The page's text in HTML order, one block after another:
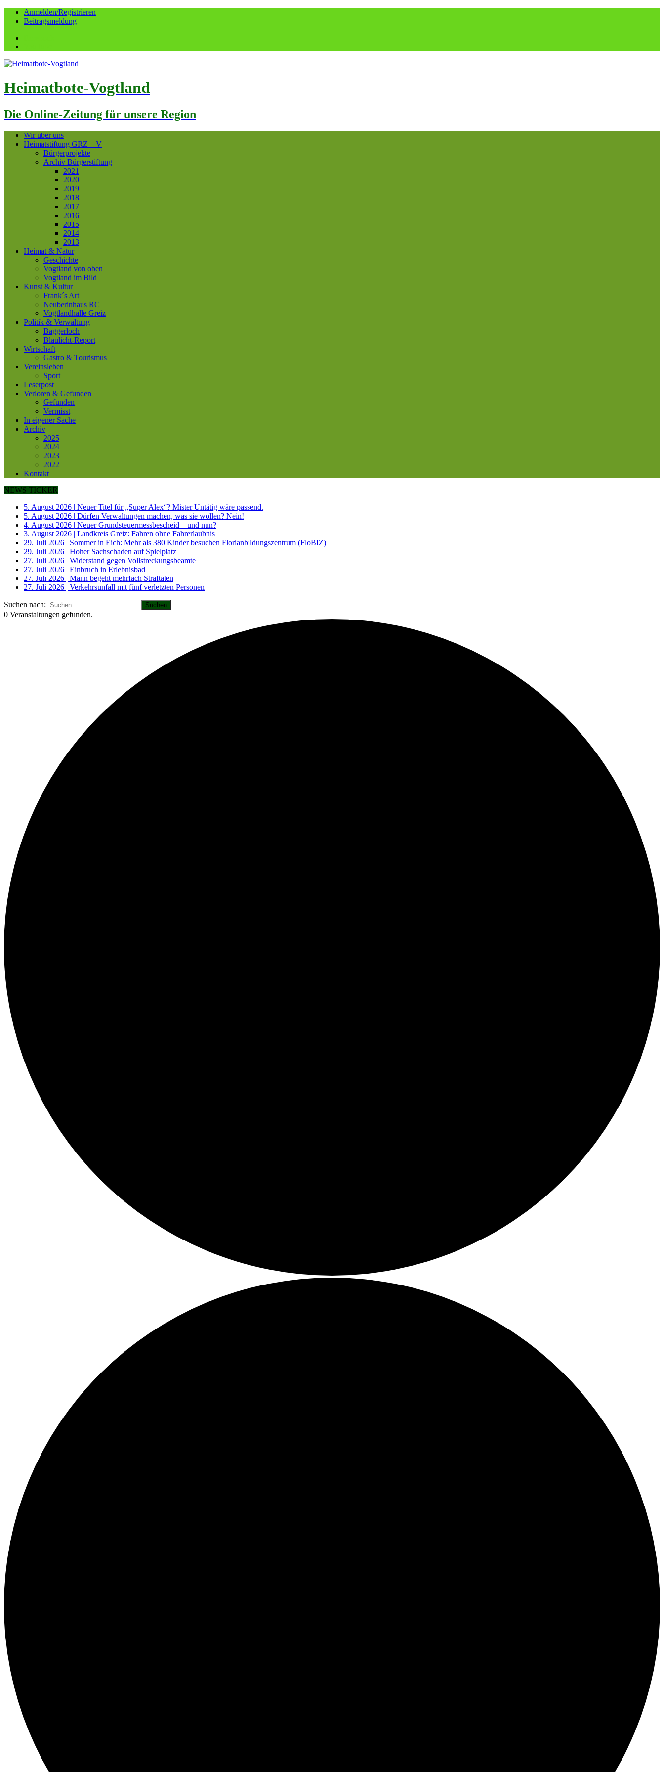
Anmelden/Registrieren
Beitragsmeldung
Heimatbote-Vogtland
Die Online-Zeitung für unsere Region
Wir über uns
Heimatstiftung GRZ – V
Bürgerprojekte
Archiv Bürgerstiftung
2021
2020
2019
2018
2017
2016
2015
2014
2013
Heimat & Natur
Geschichte
Vogtland von oben
Vogtland im Bild
Kunst & Kultur
Frank´s Art
Neuberinhaus RC
Vogtlandhalle Greiz
Politik & Verwaltung
Baggerloch
Blaulicht-Report
Wirtschaft
Gastro & Tourismus
Vereinsleben
Sport
Leserpost
Verloren & Gefunden
Gefunden
Vermisst
In eigener Sache
Archiv
2025
2024
2023
2022
Kontakt
NEWS TICKER
5. August 2026 | Neuer Titel für „Super Alex“? Mister Untätig wäre passend.
5. August 2026 | Dürfen Verwaltungen machen, was sie wollen? Nein!
4. August 2026 | Neuer Grundsteuermessbescheid – und nun?
3. August 2026 | Landkreis Greiz: Fahren ohne Fahrerlaubnis
29. Juli 2026 | Sommer in Eich: Mehr als 380 Kinder besuchen Florianbildungszentrum (FloBIZ)
29. Juli 2026 | Hoher Sachschaden auf Spielplatz
27. Juli 2026 | Widerstand gegen Vollstreckungsbeamte
27. Juli 2026 | Einbruch in Erlebnisbad
27. Juli 2026 | Mann begeht mehrfach Straftaten
27. Juli 2026 | Verkehrsunfall mit fünf verletzten Personen
Suchen nach:
0 Veranstaltungen gefunden.